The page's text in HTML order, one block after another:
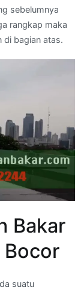
sebelumnya
rangkap maka
di bagian atas.
Bakar
suatu